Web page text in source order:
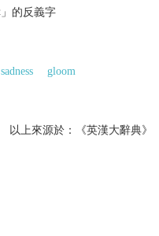
的反義字
sadness
gloom
以上來源於：《英漢大辭典》